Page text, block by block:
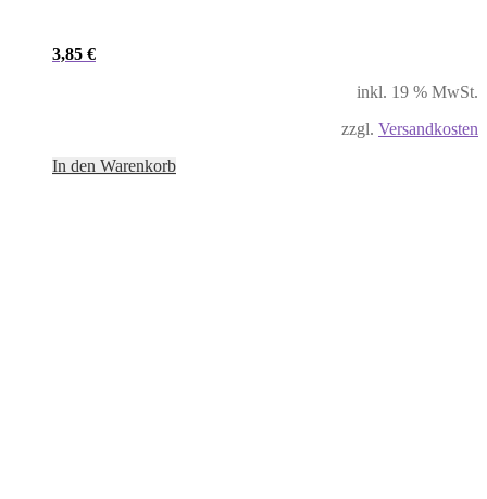
3,85 €
inkl. 19 % MwSt.
zzgl. Versandkosten
In den Warenkorb